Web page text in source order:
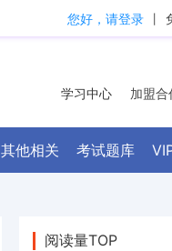
您好，请登录 丨
学习中心 加盟合
其他相关 考试题库
阅读量TOP